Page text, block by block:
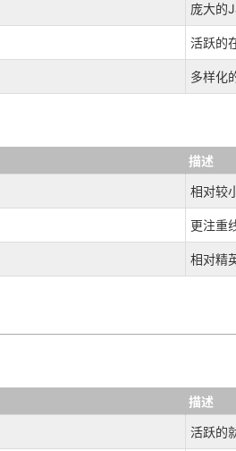
庞大的
活跃的
多样化
描述
相对较
更注重
相对精
描述
活跃的